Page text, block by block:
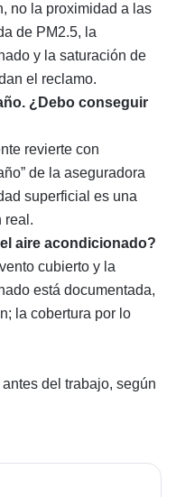
no la proximidad a las
de PM2.5, la
y la saturación de
el reclamo.
¿Debo conseguir
revierte con
de la aseguradora
superficial es una
real.
aire acondicionado?
cubierto y la
está documentada,
la cobertura por lo
del trabajo, según